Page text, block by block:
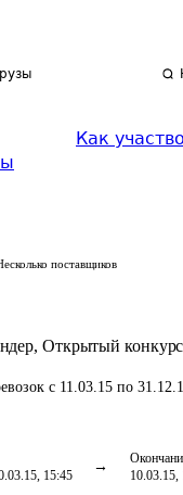
Как
поставщиков
, Открытый конкурс
с 11.03.15 по
15:45
10.03.15,